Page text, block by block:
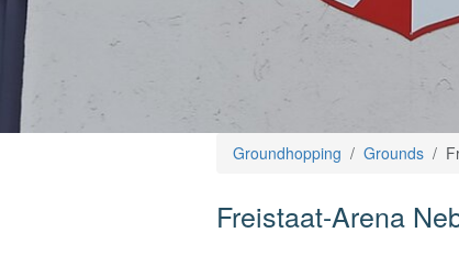
Groundhopping Grounds
Freistaat-Arena